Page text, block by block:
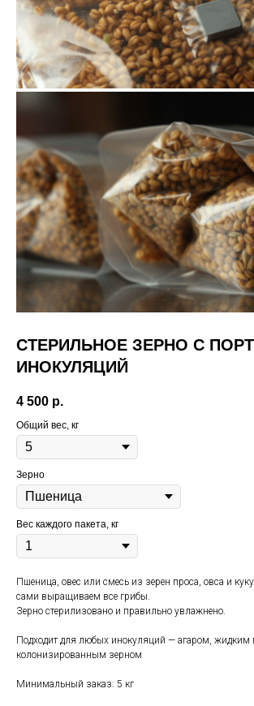
СТЕРИЛЬНОЕ ЗЕРНО С
ИНОКУЛЯЦИЙ
4 500 р.
Общий вес, кг
Зерно
Вес каждого пакета, кг
Пшеница, овес или смесь из зерен проса, овса и
сами выращиваем все грибы.
Зерно стерилизовано и правильно увлажнено.
Подходит для любых инокуляций — агаром, жидким
колонизированным зерном
Минимальный заказ: 5 кг